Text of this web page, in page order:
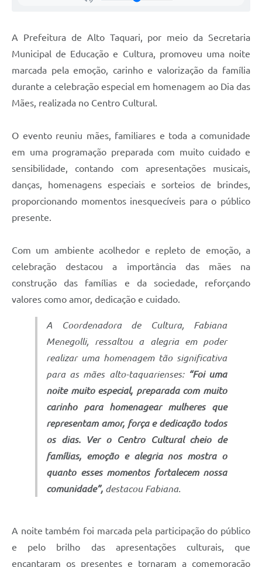
A Prefeitura de Alto Taquari, por meio da Secretaria
Municipal de Educação e Cultura, promoveu uma noite
marcada pela emoção, carinho e valorização da família
durante a celebração especial em homenagem ao Dia das
Mães, realizada no Centro Cultural.
O evento reuniu mães, familiares e toda a comunidade
em uma programação preparada com muito cuidado e
sensibilidade, contando com apresentações musicais,
danças, homenagens especiais e sorteios de brindes,
proporcionando momentos inesquecíveis para o público
presente.
Com um ambiente acolhedor e repleto de emoção, a
celebração destacou a importância das mães na
construção das famílias e da sociedade, reforçando
valores como amor, dedicação e cuidado.
A Coordenadora de Cultura, Fabiana
Menegolli, ressaltou a alegria em poder
realizar uma homenagem tão significativa
para as mães alto-taquarienses: “Foi uma
noite muito especial, preparada com muito
carinho para homenagear mulheres que
representam amor, força e dedicação todos
os dias. Ver o Centro Cultural cheio de
famílias, emoção e alegria nos mostra o
quanto esses momentos fortalecem nossa
comunidade”, destacou Fabiana.
A noite também foi marcada pela participação do público
e pelo brilho das apresentações culturais, que
encantaram os presentes e tornaram a comemoração